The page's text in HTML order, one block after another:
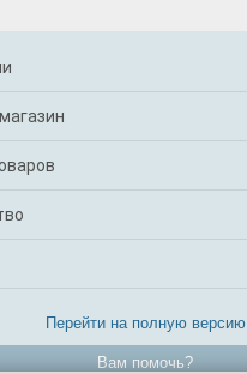
Перейти на полную версию
Вам помочь?